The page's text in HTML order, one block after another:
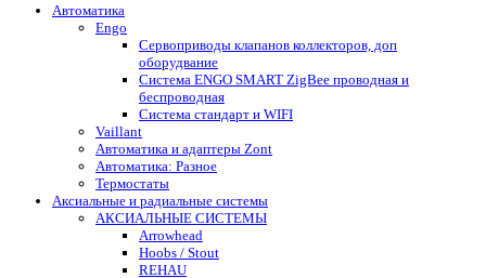
Автоматика
Engo
Сервоприводы клапанов коллекторов, доп
оборудвание
Система ENGO SMART ZigBee проводная и
беспроводная
Система стандарт и WIFI
Vaillant
Автоматика и адаптеры Zont
Автоматика: Разное
Термостаты
Аксиальные и радиальные системы
АКСИАЛЬНЫЕ СИСТЕМЫ
Arrowhead
Hoobs / Stout
REHAU